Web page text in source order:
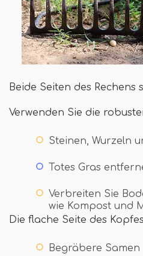
Beide Seiten des Rechens
Verwenden Sie die
Steinen, Wurzeln
Totes Gras
Verbreiten Sie
wie Kompost und
Die flache Seite des
Begräbere Samen